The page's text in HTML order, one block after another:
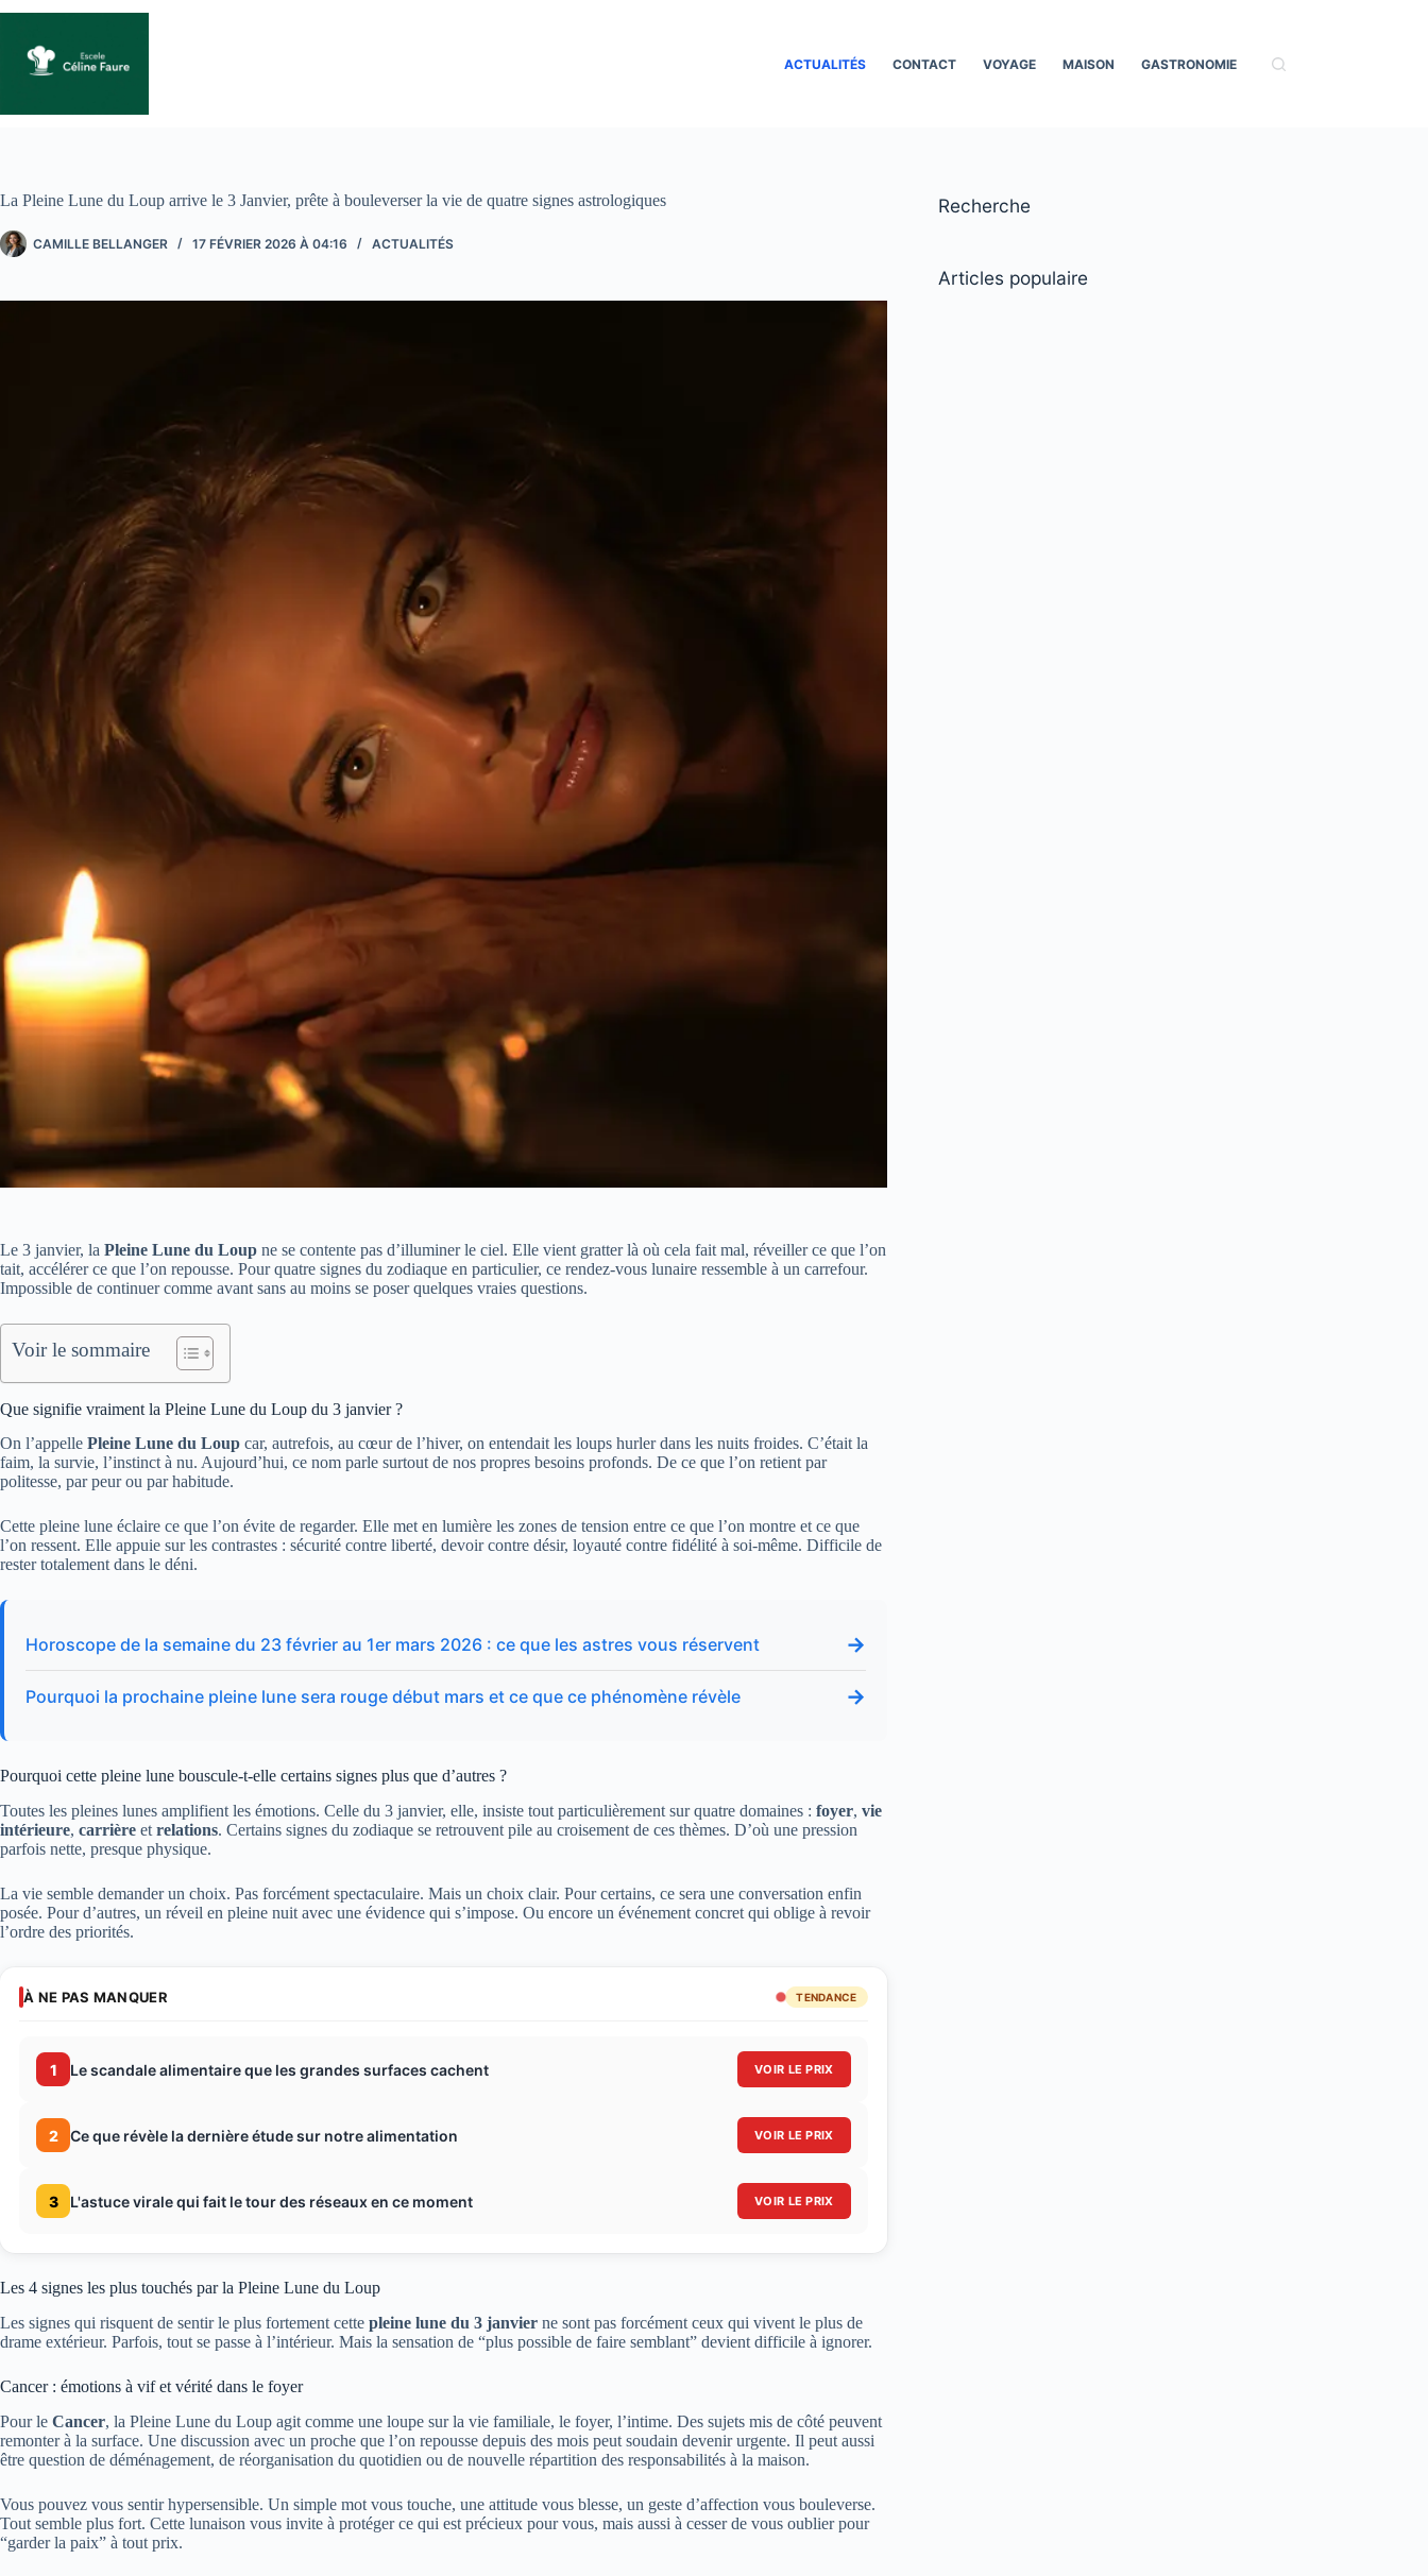
contenu
ACTUALITÉS CONTACT VOYAGE MAISON GASTRONOMIE
La Pleine Lune du Loup arrive le 3 Janvier, prête à bouleverser la vie de quatre signes astrologiques
CAMILLE BELLANGER 17 FÉVRIER 2026 À 04:16 ACTUALITÉS
Le 3 janvier, la Pleine Lune du Loup ne se contente pas d’illuminer le ciel. Elle vient gratter là où cela fait mal, réveiller ce que l’on
tait, accélérer ce que l’on repousse. Pour quatre signes du zodiaque en particulier, ce rendez-vous lunaire ressemble à un carrefour.
Impossible de continuer comme avant sans au moins se poser quelques vraies questions.
Voir le sommaire
Que signifie vraiment la Pleine Lune du Loup du 3 janvier ?
On l’appelle Pleine Lune du Loup car, autrefois, au cœur de l’hiver, on entendait les loups hurler dans les nuits froides. C’était la
faim, la survie, l’instinct à nu. Aujourd’hui, ce nom parle surtout de nos propres besoins profonds. De ce que l’on retient par
politesse, par peur ou par habitude.
Cette pleine lune éclaire ce que l’on évite de regarder. Elle met en lumière les zones de tension entre ce que l’on montre et ce que
l’on ressent. Elle appuie sur les contrastes : sécurité contre liberté, devoir contre désir, loyauté contre fidélité à soi-même. Difficile de
rester totalement dans le déni.
Horoscope de la semaine du 23 février au 1er mars 2026 : ce que les astres vous réservent →
Pourquoi la prochaine pleine lune sera rouge début mars et ce que ce phénomène révèle →
Pourquoi cette pleine lune bouscule-t-elle certains signes plus que d’autres ?
Toutes les pleines lunes amplifient les émotions. Celle du 3 janvier, elle, insiste tout particulièrement sur quatre domaines : foyer, vie
intérieure, carrière et relations. Certains signes du zodiaque se retrouvent pile au croisement de ces thèmes. D’où une pression
parfois nette, presque physique.
La vie semble demander un choix. Pas forcément spectaculaire. Mais un choix clair. Pour certains, ce sera une conversation enfin
posée. Pour d’autres, un réveil en pleine nuit avec une évidence qui s’impose. Ou encore un événement concret qui oblige à revoir
l’ordre des priorités.
À NE PAS MANQUER TENDANCE
1 Le scandale alimentaire que les grandes surfaces cachent VOIR LE PRIX
2 Ce que révèle la dernière étude sur notre alimentation VOIR LE PRIX
3 L'astuce virale qui fait le tour des réseaux en ce moment VOIR LE PRIX
Les 4 signes les plus touchés par la Pleine Lune du Loup
Les signes qui risquent de sentir le plus fortement cette pleine lune du 3 janvier ne sont pas forcément ceux qui vivent le plus de
drame extérieur. Parfois, tout se passe à l’intérieur. Mais la sensation de “plus possible de faire semblant” devient difficile à ignorer.
Cancer : émotions à vif et vérité dans le foyer
Pour le Cancer, la Pleine Lune du Loup agit comme une loupe sur la vie familiale, le foyer, l’intime. Des sujets mis de côté peuvent
remonter à la surface. Une discussion avec un proche que l’on repousse depuis des mois peut soudain devenir urgente. Il peut aussi
être question de déménagement, de réorganisation du quotidien ou de nouvelle répartition des responsabilités à la maison.
Vous pouvez vous sentir hypersensible. Un simple mot vous touche, une attitude vous blesse, un geste d’affection vous bouleverse.
Tout semble plus fort. Cette lunaison vous invite à protéger ce qui est précieux pour vous, mais aussi à cesser de vous oublier pour
“garder la paix” à tout prix.
Recherche
Articles populaire